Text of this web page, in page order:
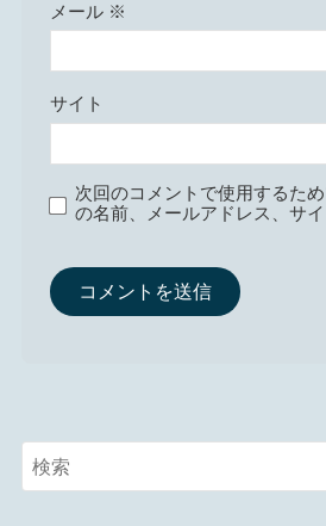
メール ※
サイト
次回のコメントで使用するた
の名前、メールアドレス、サイ